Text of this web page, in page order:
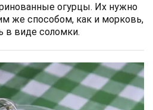
огурцы. Их нужно
же способом, как и морковь,
в виде соломки.